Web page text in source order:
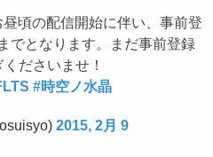
頃の配信開始に伴い、事前登
でとなります。まだ事前登録
ださいませ！
#時空ノ水晶
2015, 2月 9